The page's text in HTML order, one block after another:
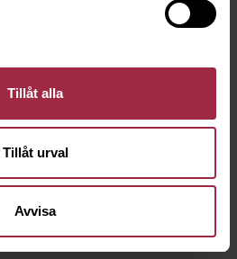
Tillåt alla
Tillåt urval
Avvisa